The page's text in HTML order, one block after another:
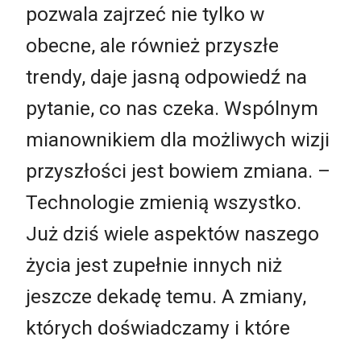
pozwala zajrzeć nie tylko w
obecne, ale również przyszłe
trendy, daje jasną odpowiedź na
pytanie, co nas czeka. Wspólnym
mianownikiem dla możliwych wizji
przyszłości jest bowiem zmiana. –
Technologie zmienią wszystko.
Już dziś wiele aspektów naszego
życia jest zupełnie innych niż
jeszcze dekadę temu. A zmiany,
których doświadczamy i które